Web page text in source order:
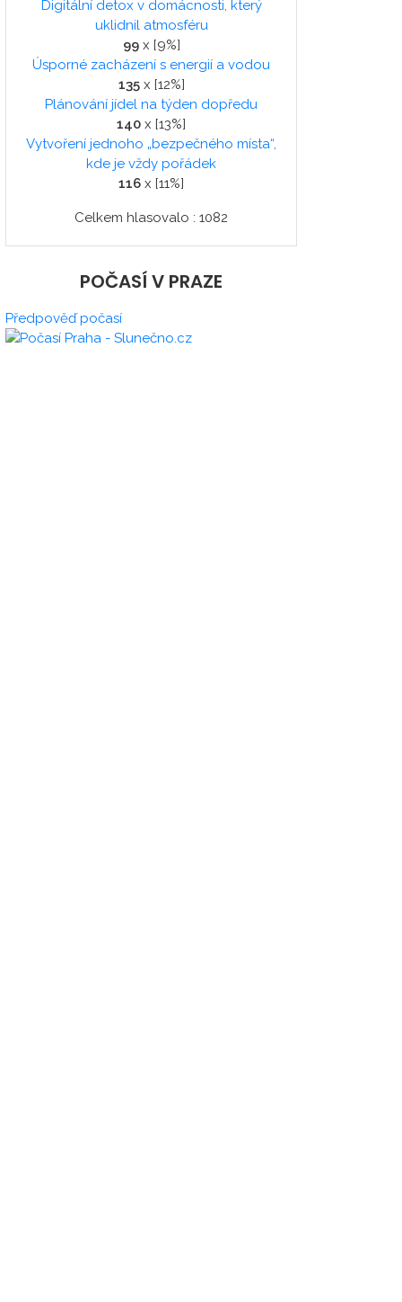
Digitální detox v domácnosti, který
uklidnil atmosféru
99x [9%]
Úsporné zacházení s energií a vodou
135x [12%]
Plánování jídel na týden dopředu
140 x [13%]
Vytvoření jednoho „bezpečného místa“,
kde je vždy pořádek
116 x [11%]
Celkem hlasovalo : 1082
POČASÍ V PRAZE
Předpověď počasí